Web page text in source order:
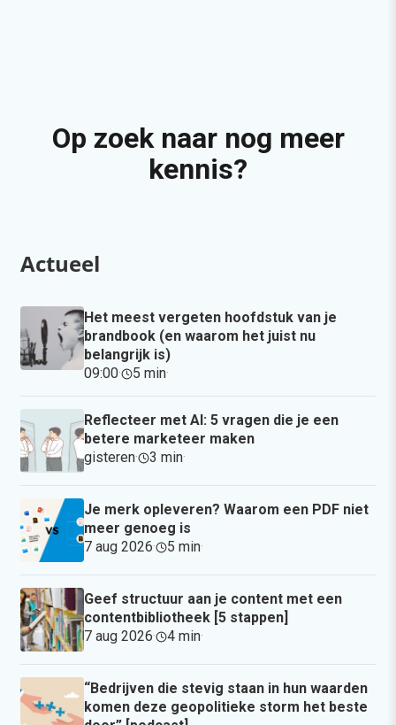
Op zoek naar nog meer
kennis?
Actueel
Het meest vergeten hoofdstuk van je
brandbook (en waarom het juist nu
belangrijk is)
09:00· 5 min·
Reflecteer met AI: 5 vragen die je een
betere marketeer maken
gisteren· 3 min·
Je merk opleveren? Waarom een PDF niet
meer genoeg is
7 aug 2026· 5 min·
Geef structuur aan je content met een
contentbibliotheek [5 stappen]
7 aug 2026· 4 min·
“Bedrijven die stevig staan in hun waarden
komen deze geopolitieke storm het beste